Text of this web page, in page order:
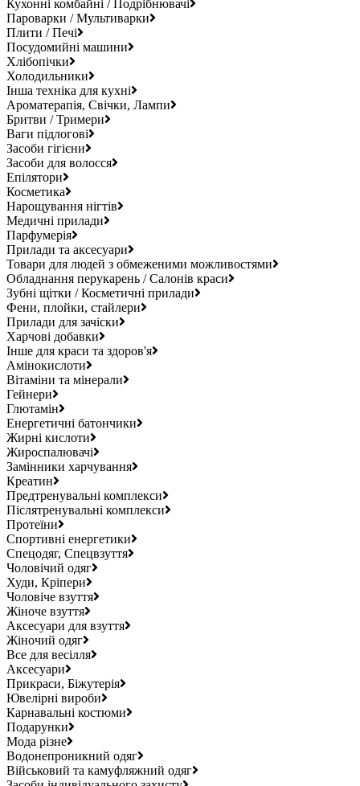
Кухонні комбайні / Подрібнювачі
Пароварки / Мультиварки
Плити / Печі
Посудомийні машини
Хлібопічки
Холодильники
Інша техніка для кухні
Ароматерапія, Свічки, Лампи
Бритви / Тримери
Ваги підлогові
Засоби гігієни
Засоби для волосся
Епілятори
Косметика
Нарощування нігтів
Медичні прилади
Парфумерія
Прилади та аксесуари
Товари для людей з обмеженими можливостями
Обладнання перукарень / Салонів краси
Зубні щітки / Косметичні прилади
Фени, плойки, стайлери
Прилади для зачіски
Харчові добавки
Інше для краси та здоров'я
Амінокислоти
Вітаміни та мінерали
Гейнери
Глютамін
Енергетичні батончики
Жирні кислоти
Жироспалювачі
Замінники харчування
Креатин
Предтренувальні комплекси
Післятренувальні комплекси
Протеїни
Спортивні енергетики
Спецодяг, Спецвзуття
Чоловічий одяг
Худи, Кріпери
Чоловіче взуття
Жіноче взуття
Аксесуари для взуття
Жіночий одяг
Все для весілля
Аксесуари
Прикраси, Біжутерія
Ювелірні вироби
Карнавальні костюми
Подарунки
Мода різне
Водонепроникний одяг
Військовий та камуфляжний одяг